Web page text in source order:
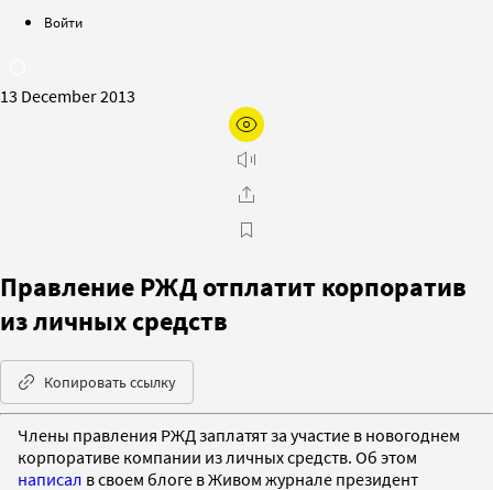
Войти
13 December 2013
Правление РЖД отплатит корпоратив
из личных средств
Копировать ссылку
Члены правления РЖД заплатят за участие в новогоднем
корпоративе компании из личных средств. Об этом
написал в своем блоге в Живом журнале президент